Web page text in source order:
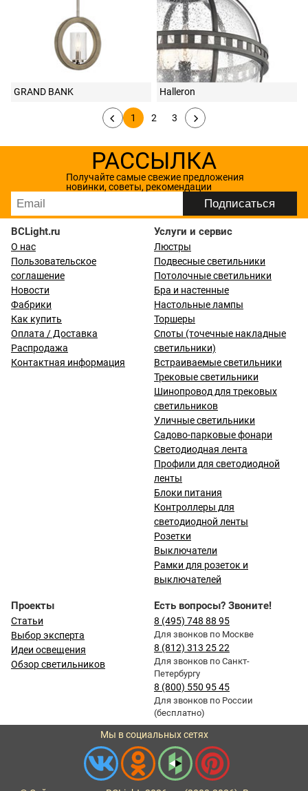
GRAND BANK Halleron
1 2 3
РАССЫЛКА
Получайте самые свежие предложения
новинки, советы, рекомендации
BCLight.ru
О нас
Пользовательское
соглашение
Новости
Фабрики
Как купить
Оплата / Доставка
Распродажа
Контактная информация
Услуги и сервис
Люстры
Подвесные светильники
Потолочные светильники
Бра и настенные
Настольные лампы
Торшеры
Споты (точечные накладные
светильники)
Встраиваемые светильники
Трековые светильники
Шинопровод для трековых
светильников
Уличные светильники
Садово-парковые фонари
Светодиодная лента
Профили для светодиодной
ленты
Блоки питания
Контроллеры для
светодиодной ленты
Розетки
Выключатели
Рамки для розеток и
выключателей
Проекты
Статьи
Выбор эксперта
Идеи освещения
Обзор светильников
Есть вопросы? Звоните!
8 (495) 748 88 95
Для звонков по Москве
8 (812) 313 25 22
Для звонков по Санкт-
Петербургу
8 (800) 550 95 45
Для звонков по России
(бесплатно)
Мы в социальных сетях